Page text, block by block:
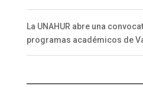
La UNAHUR abre una
programas académicos de